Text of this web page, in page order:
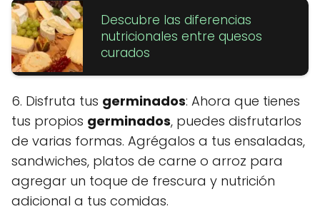
Descubre las diferencias
nutricionales entre quesos
curados
6. Disfruta tus germinados: Ahora que tienes
tus propios germinados, puedes disfrutarlos
de varias formas. Agrégalos a tus ensaladas,
sandwiches, platos de carne o arroz para
agregar un toque de frescura y nutrición
adicional a tus comidas.